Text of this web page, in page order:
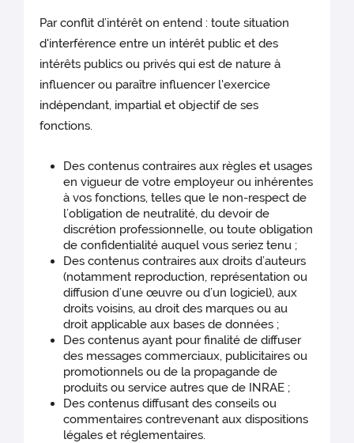
Par conflit d’intérêt on entend : toute situation
d'interférence entre un intérêt public et des
intérêts publics ou privés qui est de nature à
influencer ou paraître influencer l'exercice
indépendant, impartial et objectif de ses
fonctions.
Des contenus contraires aux règles et usages
en vigueur de votre employeur ou inhérentes
à vos fonctions, telles que le non-respect de
l’obligation de neutralité, du devoir de
discrétion professionnelle, ou toute obligation
de confidentialité auquel vous seriez tenu ;
Des contenus contraires aux droits d’auteurs
(notamment reproduction, représentation ou
diffusion d’une œuvre ou d’un logiciel), aux
droits voisins, au droit des marques ou au
droit applicable aux bases de données ;
Des contenus ayant pour finalité de diffuser
des messages commerciaux, publicitaires ou
promotionnels ou de la propagande de
produits ou service autres que de INRAE ;
Des contenus diffusant des conseils ou
commentaires contrevenant aux dispositions
légales et réglementaires.